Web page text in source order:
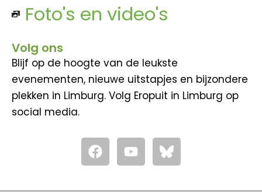
Foto's en video's
Volg ons
Blijf op de hoogte van de leukste
evenementen, nieuwe uitstapjes en bijzondere
plekken in Limburg. Volg Eropuit in Limburg op
social media.
F
a
c
Y
o
u